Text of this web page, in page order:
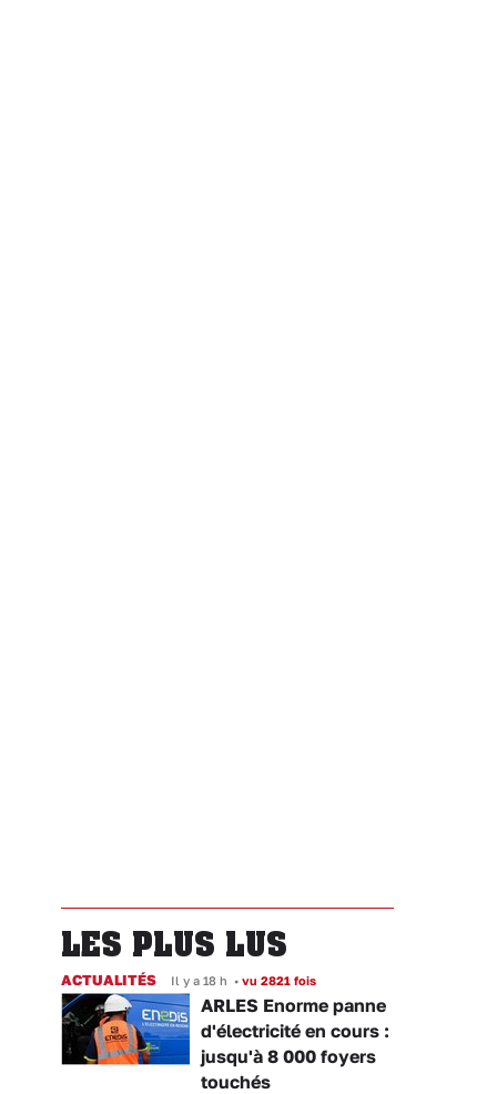
LES PLUS LUS
ACTUALITÉS Il y a 18 h • vu 2821 fois
ARLES Enorme panne
d'électricité en cours :
jusqu'à 8 000 foyers
touchés